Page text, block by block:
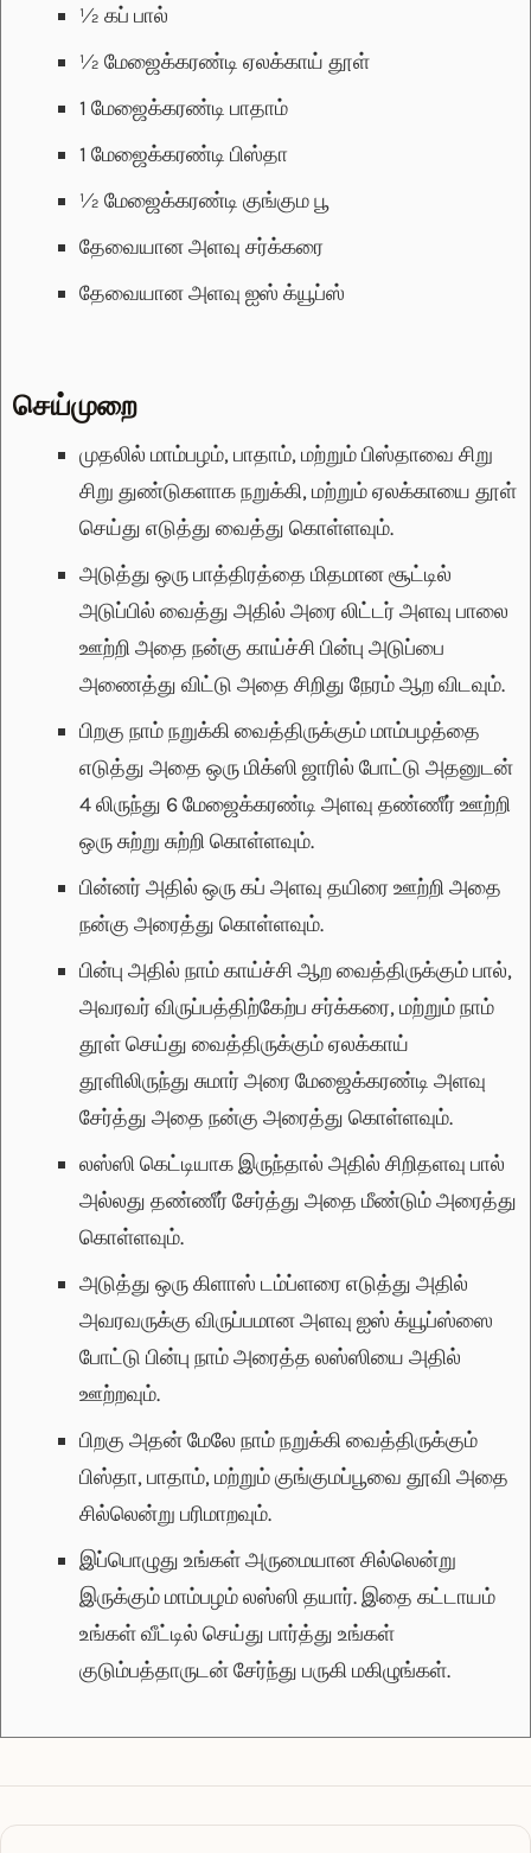
½ கப் பால்
½ மேஜைக்கரண்டி ஏலக்காய் தூள்
1 மேஜைக்கரண்டி பாதாம்
1 மேஜைக்கரண்டி பிஸ்தா
½ மேஜைக்கரண்டி குங்கும பூ
தேவையான அளவு சர்க்கரை
தேவையான அளவு ஐஸ் க்யூப்ஸ்
செய்முறை
முதலில் மாம்பழம், பாதாம், மற்றும் பிஸ்தாவை சிறு
சிறு துண்டுகளாக நறுக்கி, மற்றும் ஏலக்காயை தூள்
செய்து எடுத்து வைத்து கொள்ளவும்.
அடுத்து ஒரு பாத்திரத்தை மிதமான சூட்டில்
அடுப்பில் வைத்து அதில் அரை லிட்டர் அளவு பாலை
ஊற்றி அதை நன்கு காய்ச்சி பின்பு அடுப்பை
அணைத்து விட்டு அதை சிறிது நேரம் ஆற விடவும்.
பிறகு நாம் நறுக்கி வைத்திருக்கும் மாம்பழத்தை
எடுத்து அதை ஒரு மிக்ஸி ஜாரில் போட்டு அதனுடன்
4 லிருந்து 6 மேஜைக்கரண்டி அளவு தண்ணீர் ஊற்றி
ஒரு சுற்று சுற்றி கொள்ளவும்.
பின்னர் அதில் ஒரு கப் அளவு தயிரை ஊற்றி அதை
நன்கு அரைத்து கொள்ளவும்.
பின்பு அதில் நாம் காய்ச்சி ஆற வைத்திருக்கும் பால்,
அவரவர் விருப்பத்திற்கேற்ப சர்க்கரை, மற்றும் நாம்
தூள் செய்து வைத்திருக்கும் ஏலக்காய்
தூளிலிருந்து சுமார் அரை மேஜைக்கரண்டி அளவு
சேர்த்து அதை நன்கு அரைத்து கொள்ளவும்.
லஸ்ஸி கெட்டியாக இருந்தால் அதில் சிறிதளவு பால்
அல்லது தண்ணீர் சேர்த்து அதை மீண்டும் அரைத்து
கொள்ளவும்.
அடுத்து ஒரு கிளாஸ் டம்ப்ளரை எடுத்து அதில்
அவரவருக்கு விருப்பமான அளவு ஐஸ் க்யூப்ஸ்ஸை
போட்டு பின்பு நாம் அரைத்த லஸ்ஸியை அதில்
ஊற்றவும்.
பிறகு அதன் மேலே நாம் நறுக்கி வைத்திருக்கும்
பிஸ்தா, பாதாம், மற்றும் குங்குமப்பூவை தூவி அதை
சில்லென்று பரிமாறவும்.
இப்பொழுது உங்கள் அருமையான சில்லென்று
இருக்கும் மாம்பழம் லஸ்ஸி தயார். இதை கட்டாயம்
உங்கள் வீட்டில் செய்து பார்த்து உங்கள்
குடும்பத்தாருடன் சேர்ந்து பருகி மகிழுங்கள்.